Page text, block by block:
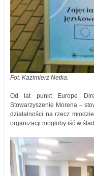
Fot. Kazimierz Netka.
Od lat punkt Europe
Stowarzyszenie Morena –
działalności na rzecz
organizacji mogłoby iść w